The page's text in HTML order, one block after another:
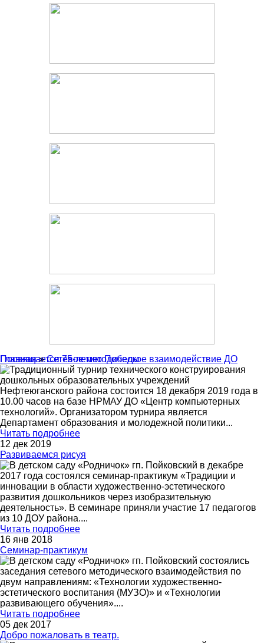
Главная»Сетевое методическое взаимодействие ДО
Посвящается 75-летию Победы
Традиционный турнир технического конструирования
дошкольных образовательных учреждений
Нефтеюганского района состоится 18 декабря 2019 года в
10.00 часов на базе НРМАУ ДО «Центр компьютерных
технологий». Организатором турнира является
Департамент образования и молодежной политики...
Читать подробнее
12 дек 2019
Развиваемся рисуя
В детском саду «Родничок» гп. Пойковский в декабре
2017 года состоялся семинар-практикум «Традиции и
инновации в области художественно-эстетического
развития дошкольников через изобразительную
деятельность». В семинаре приняли участие 17 педагогов
из 10 ДОУ района....
Читать подробнее
16 янв 2018
Семинар-практикум
В детском саду «Родничок» гп. Пойковский состоялись
заседания сетевого методического взаимодействия по
двум направлениям: «Технологии художественно-
эстетического воспитания (МУЗО)» и «Технологии
развивающего обучения»....
Читать подробнее
05 дек 2017
Добро пожаловать в театр.